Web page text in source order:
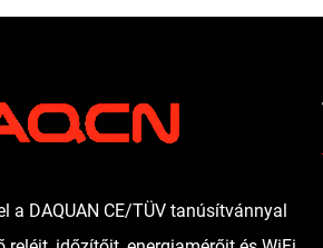
a DAQUAN CE/TÜV tanúsítvánnyal